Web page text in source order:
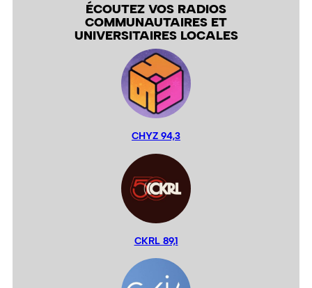
ÉCOUTEZ VOS RADIOS
COMMUNAUTAIRES ET
UNIVERSITAIRES LOCALES
CHYZ 94,3
CKRL 89,1